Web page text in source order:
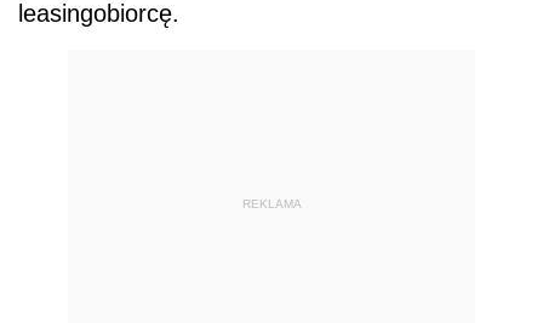
leasingobiorcę.
REKLAMA